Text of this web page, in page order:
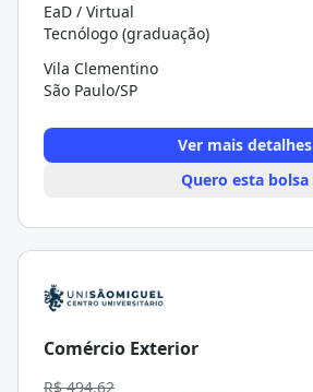
EaD / Virtual
Tecnólogo (graduação)
Vila Clementino
São Paulo/SP
Ver mais detalhes
Quero esta bolsa
Comércio Exterior
R$ 494,62